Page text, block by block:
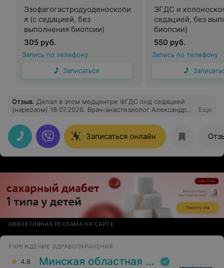
Эзофагогастродуоденоскопи
я (с седацией, без
выполнения биопсии)
305 руб.
Запись по телефону
Записаться
ЭГДС и
седацией, без
биопсии)
550 руб.
Запись по телефону
Отзыв. Делал в этом медцентре ФГДС под седацией
(наркозом) 18.07.2026. Врач-анастезиолог Александр
эндоскопист Гурбанова Акджемал Гайгсызовна,
медсестра-эндоскопическая Н.А. Все они – просто
замечательная команда. Их опыт и внимательное
отношение чувствуется буквально при одном их виде.
Сама процедура прошла очень комфортно, за что ещё
остались самые лучшие, всем рекомендую!
Еще
Записаться онлайн
ЭФФЕКТИВНАЯ РЕКЛАМА НА САЙТЕ
УЧРЕЖДЕНИЕ ЗДРАВООХРАНЕНИЯ
4.8 Минская областная клиническая больница